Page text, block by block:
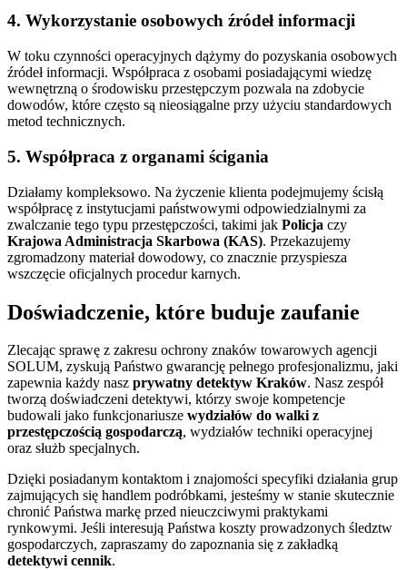
4. Wykorzystanie osobowych źródeł informacji
W toku czynności operacyjnych dążymy do pozyskania osobowych
źródeł informacji. Współpraca z osobami posiadającymi wiedzę
wewnętrzną o środowisku przestępczym pozwala na zdobycie
dowodów, które często są nieosiągalne przy użyciu standardowych
metod technicznych.
5. Współpraca z organami ścigania
Działamy kompleksowo. Na życzenie klienta podejmujemy ścisłą
współpracę z instytucjami państwowymi odpowiedzialnymi za
zwalczanie tego typu przestępczości, takimi jak Policja czy
Krajowa Administracja Skarbowa (KAS). Przekazujemy
zgromadzony materiał dowodowy, co znacznie przyspiesza
wszczęcie oficjalnych procedur karnych.
Doświadczenie, które buduje zaufanie
Zlecając sprawę z zakresu ochrony znaków towarowych agencji
SOLUM, zyskują Państwo gwarancję pełnego profesjonalizmu, jaki
zapewnia każdy nasz prywatny detektyw Kraków. Nasz zespół
tworzą doświadczeni detektywi, którzy swoje kompetencje
budowali jako funkcjonariusze wydziałów do walki z
przestępczością gospodarczą, wydziałów techniki operacyjnej
oraz służb specjalnych.
Dzięki posiadanym kontaktom i znajomości specyfiki działania grup
zajmujących się handlem podróbkami, jesteśmy w stanie skutecznie
chronić Państwa markę przed nieuczciwymi praktykami
rynkowymi. Jeśli interesują Państwa koszty prowadzonych śledztw
gospodarczych, zapraszamy do zapoznania się z zakładką
detektywi cennik.